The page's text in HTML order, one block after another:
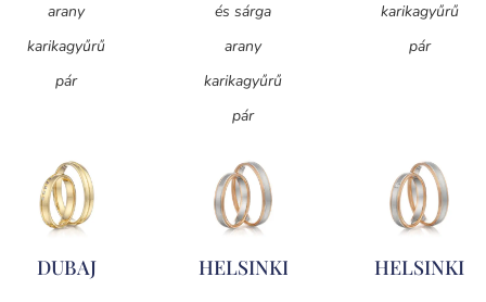
arany
karikagyűrű
pár
és sárga
arany
karikagyűrű
pár
karikagyűrű
pár
DUBAJ
HELSINKI
HELSINKI